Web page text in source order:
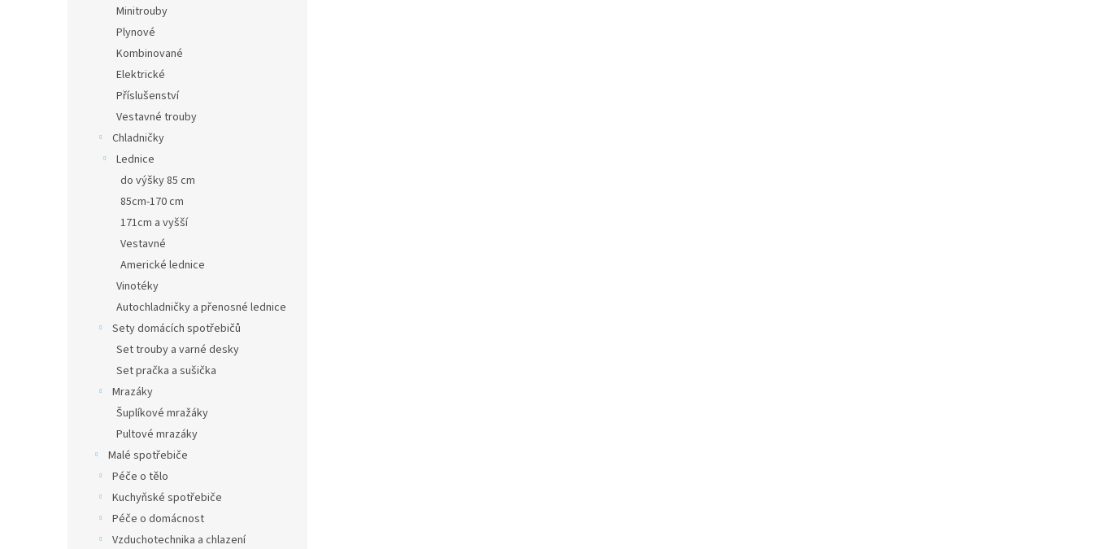
Minitrouby
Plynové
Kombinované
Elektrické
Příslušenství
Vestavné trouby
Chladničky
Lednice
do výšky 85 cm
85cm-170 cm
171cm a vyšší
Vestavné
Americké lednice
Vinotéky
Autochladničky a přenosné lednice
Sety domácích spotřebičů
Set trouby a varné desky
Set pračka a sušička
Mrazáky
Šuplíkové mražáky
Pultové mrazáky
Malé spotřebiče
Péče o tělo
Kuchyňské spotřebiče
Péče o domácnost
Vzduchotechnika a chlazení